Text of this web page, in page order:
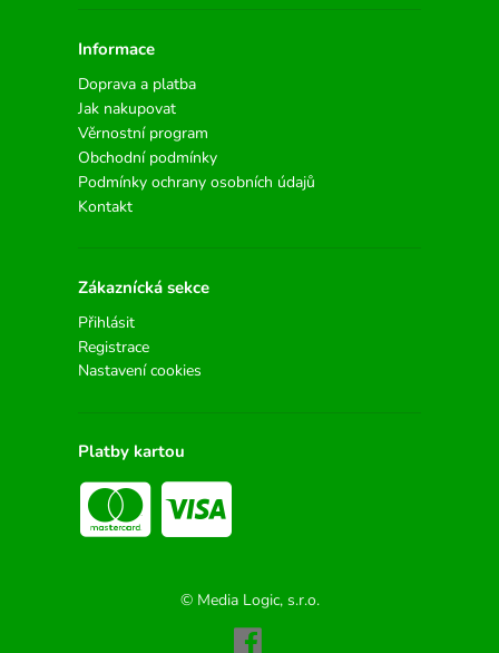
Informace
Doprava a platba
Jak nakupovat
Věrnostní program
Obchodní podmínky
Podmínky ochrany osobních údajů
Kontakt
Zákaznícká sekce
Přihlásit
Registrace
Nastavení cookies
Platby kartou
© Media Logic, s.r.o.